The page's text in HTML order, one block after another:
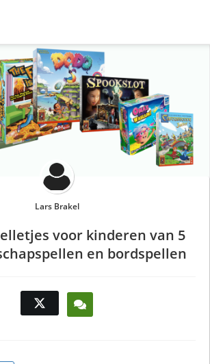
Lars Brakel
voor kinderen van 5
en bordspellen